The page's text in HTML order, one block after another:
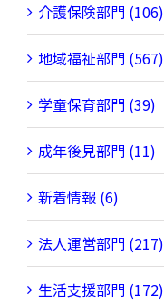
介護保険部門 (106)
地域福祉部門 (567)
学童保育部門 (39)
成年後見部門 (11)
新着情報 (6)
法人運営部門 (217)
生活支援部門 (172)